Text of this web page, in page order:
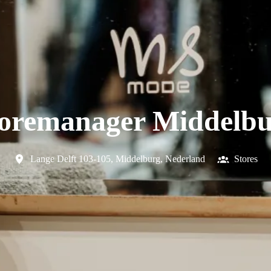
Lange Delft 103-105, Middelburg, Nederland Stores